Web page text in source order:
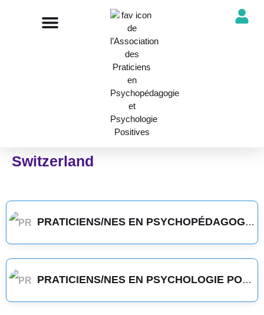
Switzerland
PRATICIENS/NES EN PSYCHOPÉDAGOGIE POSITIVE
PRATICIENS/NES EN PSYCHOLOGIE POSITIVE